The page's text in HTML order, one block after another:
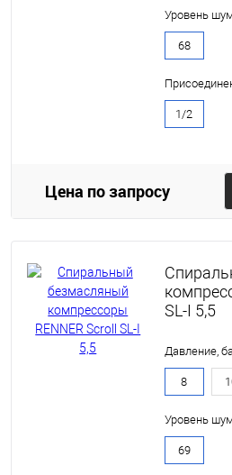
Уровень
68
1/2
Цена по запросу
SL-I 5,5
Давление,
8
Уровень
69